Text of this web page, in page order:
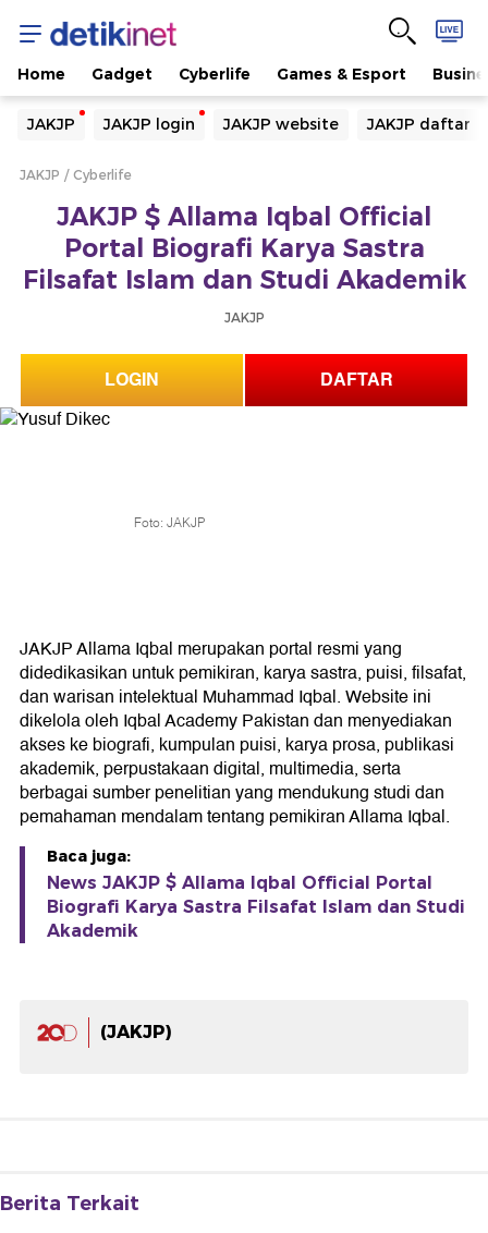
Home Gadget Cyberlife Games & Esport
JAKJP JAKJP login JAKJP website JAKJP daftar
Yang sedang ramai dicari
Loading...
Loading...
JAKJP Cyberlife
JAKJP $ Allama Iqbal Official
Portal Biografi Karya Sastra
Filsafat Islam dan Studi Akademik
JAKJP
LOGIN DAFTAR
Foto: JAKJP
JAKJP Allama Iqbal merupakan portal resmi yang
didedikasikan untuk pemikiran, karya sastra, puisi, filsafat,
dan warisan intelektual Muhammad Iqbal. Website ini
dikelola oleh Iqbal Academy Pakistan dan menyediakan
akses ke biografi, kumpulan puisi, karya prosa, publikasi
akademik, perpustakaan digital, multimedia, serta
berbagai sumber penelitian yang mendukung studi dan
pemahaman mendalam tentang pemikiran Allama Iqbal.
Baca juga:
News JAKJP $ Allama Iqbal Official Portal
Biografi Karya Sastra Filsafat Islam dan Studi
Akademik
(JAKJP)
Berita Terkait